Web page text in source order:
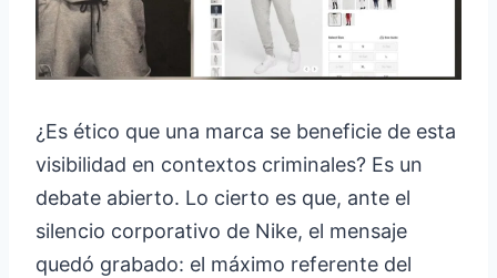
¿Es ético que una marca se beneficie de esta
visibilidad en contextos criminales? Es un
debate abierto. Lo cierto es que, ante el
silencio corporativo de Nike, el mensaje
quedó grabado: el máximo referente del